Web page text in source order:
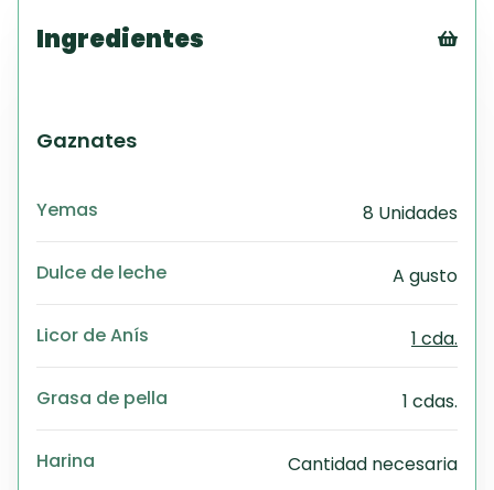
Ingredientes
Gaznates
Yemas 8 Unidades
Dulce de leche A gusto
Licor de Anís 1 cda.
Grasa de pella 1 cdas.
Harina Cantidad necesaria